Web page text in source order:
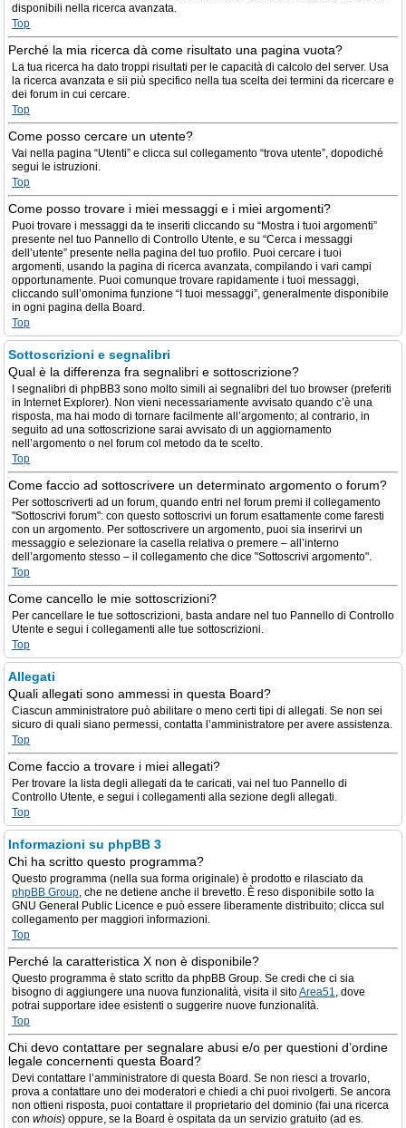
disponibili nella ricerca avanzata.
Top
Perché la mia ricerca dà come risultato una pagina vuota?
La tua ricerca ha dato troppi risultati per le capacità di calcolo del server. Usa
la ricerca avanzata e sii più specifico nella tua scelta dei termini da ricercare e
dei forum in cui cercare.
Top
Come posso cercare un utente?
Vai nella pagina “Utenti” e clicca sul collegamento “trova utente”, dopodiché
segui le istruzioni.
Top
Come posso trovare i miei messaggi e i miei argomenti?
Puoi trovare i messaggi da te inseriti cliccando su “Mostra i tuoi argomenti”
presente nel tuo Pannello di Controllo Utente, e su “Cerca i messaggi
dell’utente” presente nella pagina del tuo profilo. Puoi cercare i tuoi
argomenti, usando la pagina di ricerca avanzata, compilando i vari campi
opportunamente. Puoi comunque trovare rapidamente i tuoi messaggi,
cliccando sull’omonima funzione “I tuoi messaggi”, generalmente disponibile
in ogni pagina della Board.
Top
Sottoscrizioni e segnalibri
Qual è la differenza fra segnalibri e sottoscrizione?
I segnalibri di phpBB3 sono molto simili ai segnalibri del tuo browser (preferiti
in Internet Explorer). Non vieni necessariamente avvisato quando c’è una
risposta, ma hai modo di tornare facilmente all’argomento; al contrario, in
seguito ad una sottoscrizione sarai avvisato di un aggiornamento
nell’argomento o nel forum col metodo da te scelto.
Top
Come faccio ad sottoscrivere un determinato argomento o forum?
Per sottoscriverti ad un forum, quando entri nel forum premi il collegamento
"Sottoscrivi forum": con questo sottoscrivi un forum esattamente come faresti
con un argomento. Per sottoscrivere un argomento, puoi sia inserirvi un
messaggio e selezionare la casella relativa o premere – all’interno
dell’argomento stesso – il collegamento che dice "Sottoscrivi argomento".
Top
Come cancello le mie sottoscrizioni?
Per cancellare le tue sottoscrizioni, basta andare nel tuo Pannello di Controllo
Utente e segui i collegamenti alle tue sottoscrizioni.
Top
Allegati
Quali allegati sono ammessi in questa Board?
Ciascun amministratore può abilitare o meno certi tipi di allegati. Se non sei
sicuro di quali siano permessi, contatta l’amministratore per avere assistenza.
Top
Come faccio a trovare i miei allegati?
Per trovare la lista degli allegati da te caricati, vai nel tuo Pannello di
Controllo Utente, e segui i collegamenti alla sezione degli allegati.
Top
Informazioni su phpBB 3
Chi ha scritto questo programma?
Questo programma (nella sua forma originale) è prodotto e rilasciato da
phpBB Group, che ne detiene anche il brevetto. È reso disponibile sotto la
GNU General Public Licence e può essere liberamente distribuito; clicca sul
collegamento per maggiori informazioni.
Top
Perché la caratteristica X non è disponibile?
Questo programma è stato scritto da phpBB Group. Se credi che ci sia
bisogno di aggiungere una nuova funzionalità, visita il sitoArea51, dove
potrai supportare idee esistenti o suggerire nuove funzionalità.
Top
Chi devo contattare per segnalare abusi e/o per questioni d’ordine
legale concernenti questa Board?
Devi contattare l’amministratore di questa Board. Se non riesci a trovarlo,
prova a contattare uno dei moderatori e chiedi a chi puoi rivolgerti. Se ancora
non ottieni risposta, puoi contattare il proprietario del dominio (fai una ricerca
con whois) oppure, se la Board è ospitata da un servizio gratuito (ad es.